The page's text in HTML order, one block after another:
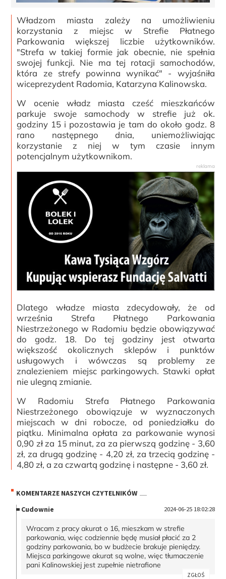
Władzom miasta zależy na umożliwieniu
korzystania z miejsc w Strefie Płatnego
Parkowania większej liczbie użytkowników.
"Strefa w takiej formie jak obecnie, nie spełnia
swojej funkcji. Nie ma tej rotacji samochodów,
która ze strefy powinna wynikać" - wyjaśniła
wiceprezydent Radomia, Katarzyna Kalinowska.
W ocenie władz miasta cześć mieszkańców
parkuje swoje samochody w strefie już ok.
godziny 15 i pozostawia je tam do około godz. 8
rano następnego dnia, uniemożliwiając
korzystanie z niej w tym czasie innym
potencjalnym użytkownikom.
Dlatego władze miasta zdecydowały, że od
września Strefa Płatnego Parkowania
Niestrzeżonego w Radomiu będzie obowiązywać
do godz. 18. Do tej godziny jest otwarta
większość okolicznych sklepów i punktów
usługowych i wówczas są problemy ze
znalezieniem miejsc parkingowych. Stawki opłat
nie ulegną zmianie.
W Radomiu Strefa Płatnego Parkowania
Niestrzeżonego obowiązuje w wyznaczonych
miejscach w dni robocze, od poniedziałku do
piątku. Minimalna opłata za parkowanie wynosi
0,90 zł za 15 minut, za za pierwszą godzinę - 3,60
zł, za drugą godzinę - 4,20 zł, za trzecią godzinę -
4,80 zł, a za czwartą godzinę i następne - 3,60 zł.
KOMENTARZE NASZYCH CZYTELNIKÓW
Cudownie
2024-06-25 18:02:28
Wracam z pracy akurat o 16, mieszkam w strefie
parkowania, więc codziennie będę musiał płacić za 2
godziny parkowania, bo w budżecie brakuje pieniędzy.
Miejsca parkingowe akurat są wolne, więc tłumaczenie
pani Kalinowskiej jest zupełnie nietrafione
ZGŁOŚ